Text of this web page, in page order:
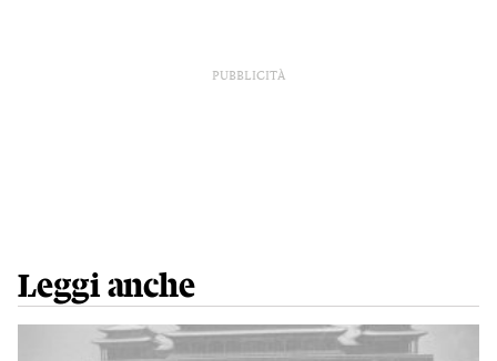
PUBBLICITÀ
Leggi anche